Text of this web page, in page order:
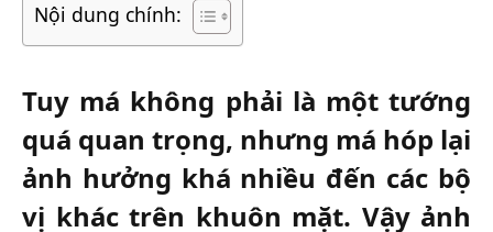
Nội dung chính:
Tuy má không phải là một tướng
quá quan trọng, nhưng má hóp lại
ảnh hưởng khá nhiều đến các bộ
vị khác trên khuôn mặt. Vậy ảnh